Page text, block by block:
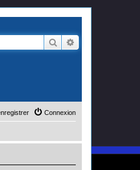
Rechercher
Connexion